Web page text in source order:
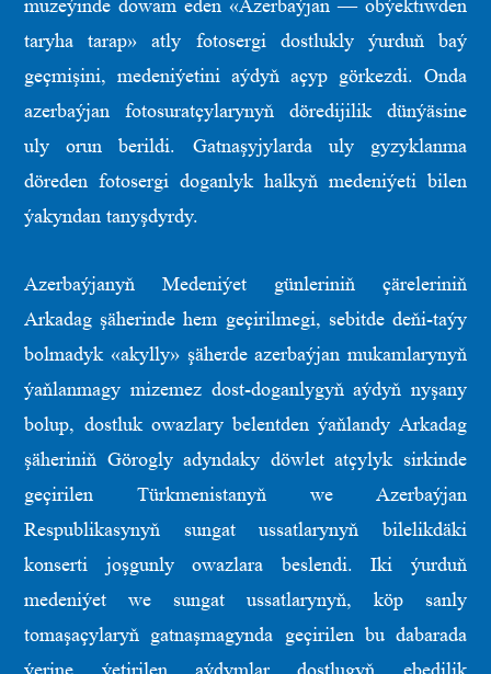
muzeýinde dowam eden «Azerbaýjan — obýektiwden
taryha tarap» atly fotosergi dostlukly ýurduň baý
geçmişini, medeniýetini aýdyň açyp görkezdi. Onda
azerbaýjan fotosuratçylarynyň döredijilik dünýäsine
uly orun berildi. Gatnaşyjylarda uly gyzyklanma
döreden fotosergi doganlyk halkyň medeniýeti bilen
ýakyndan tanyşdyrdy.
Azerbaýjanyň Medeniýet günleriniň çäreleriniň
Arkadag şäherinde hem geçirilmegi, sebitde deňi-taýy
bolmadyk «akylly» şäherde azerbaýjan mukamlarynyň
ýaňlanmagy mizemez dost-doganlygyň aýdyň nyşany
bolup, dostluk owazlary belentden ýaňlandy Arkadag
şäheriniň Görogly adyndaky döwlet atçylyk sirkinde
geçirilen Türkmenistanyň we Azerbaýjan
Respublikasynyň sungat ussatlarynyň bilelikdäki
konserti joşgunly owazlara beslendi. Iki ýurduň
medeniýet we sungat ussatlarynyň, köp sanly
tomaşaçylaryň gatnaşmagynda geçirilen bu dabarada
ýerine ýetirilen aýdymlar dostlugyň ebedilik